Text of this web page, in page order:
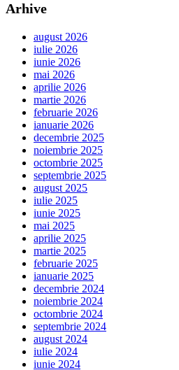
Arhive
august 2026
iulie 2026
iunie 2026
mai 2026
aprilie 2026
martie 2026
februarie 2026
ianuarie 2026
decembrie 2025
noiembrie 2025
octombrie 2025
septembrie 2025
august 2025
iulie 2025
iunie 2025
mai 2025
aprilie 2025
martie 2025
februarie 2025
ianuarie 2025
decembrie 2024
noiembrie 2024
octombrie 2024
septembrie 2024
august 2024
iulie 2024
iunie 2024